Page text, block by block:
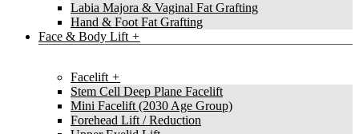
Labia Majora & Vaginal Fat Grafting
Hand & Foot Fat Grafting
Face & Body Lift
Facelift
Stem Cell Deep Plane Facelift
Mini Facelift (2030 Age Group)
Forehead Lift / Reduction